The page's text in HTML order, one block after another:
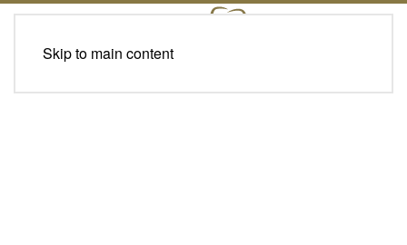
Skip to main content